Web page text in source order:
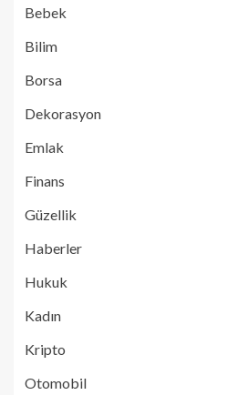
Bebek
Bilim
Borsa
Dekorasyon
Emlak
Finans
Güzellik
Haberler
Hukuk
Kadın
Kripto
Otomobil